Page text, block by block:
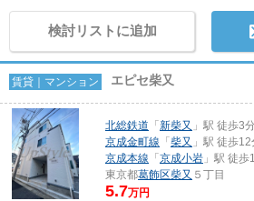
検討リストに追加
賃貸｜マンション エピセ柴又
北総鉄道 「 新柴又 」駅 徒歩3
京成金町線 「 柴又 」駅 徒歩12
京成本線 「 京成小岩 」駅 徒歩
東京都葛飾区柴又 ５丁目
5.7万円